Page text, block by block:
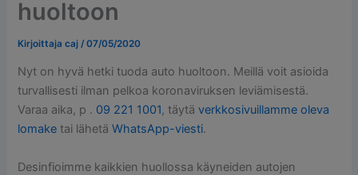
huoltoon
Kirjoittajacaj /07/05/2020
Nyt on hyvä hetki tuoda auto huoltoon. Meillä voit asioida
turvallisesti ilman pelkoa koronaviruksen leviämisestä.
Varaa aika, p . 09 221 1001, täytäverkkosivuillamme oleva
lomake tai lähetäWhatsApp-viesti.
Desinfioimme kaikkien huollossa käyneiden autojen